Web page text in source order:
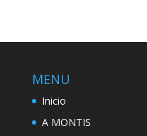
MENU
Inicio
A MONTIS